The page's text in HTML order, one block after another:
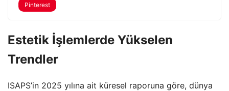
Pinterest
Estetik İşlemlerde Yükselen
Trendler
ISAPS’in 2025 yılına ait küresel raporuna göre, dünya